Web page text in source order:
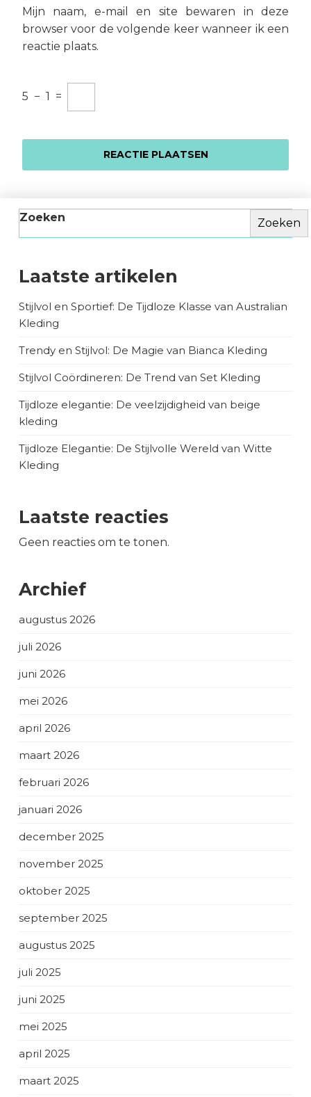
Mijn naam, e-mail en site bewaren in deze
browser voor de volgende keer wanneer ik een
reactie plaats.
5 − 1 =
Zoeken Zoeken
Laatste artikelen
Stijlvol en Sportief: De Tijdloze Klasse van Australian
Kleding
Trendy en Stijlvol: De Magie van Bianca Kleding
Stijlvol Coördineren: De Trend van Set Kleding
Tijdloze elegantie: De veelzijdigheid van beige
kleding
Tijdloze Elegantie: De Stijlvolle Wereld van Witte
Kleding
Laatste reacties
Geen reacties om te tonen.
Archief
augustus 2026
juli 2026
juni 2026
mei 2026
april 2026
maart 2026
februari 2026
januari 2026
december 2025
november 2025
oktober 2025
september 2025
augustus 2025
juli 2025
juni 2025
mei 2025
april 2025
maart 2025